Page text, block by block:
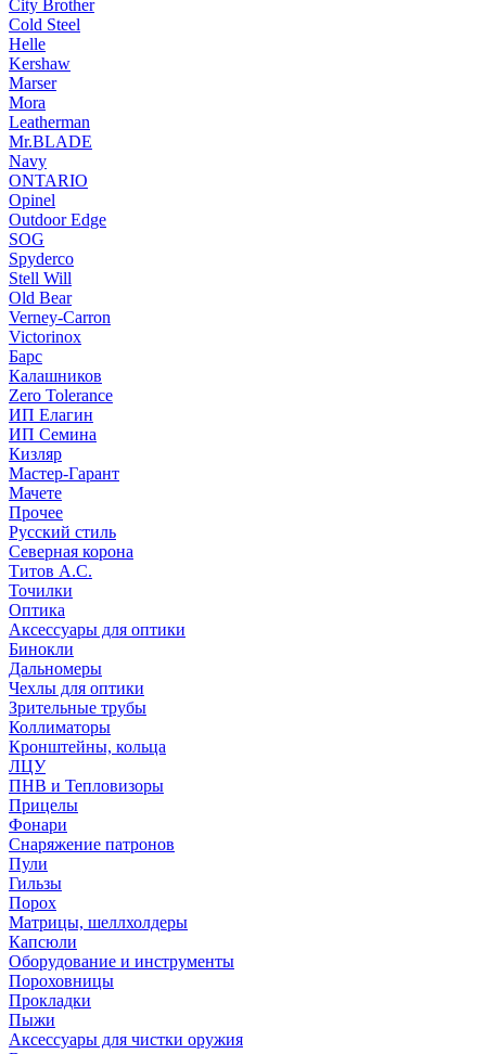
City Brother
Cold Steel
Helle
Kershaw
Marser
Mora
Leatherman
Mr.BLADE
Navy
ONTARIO
Opinel
Outdoor Edge
SOG
Spyderco
Stell Will
Old Bear
Verney-Carron
Victorinox
Барс
Калашников
Zero Tolerance
ИП Елагин
ИП Семина
Кизляр
Мастер-Гарант
Мачете
Прочее
Русский стиль
Северная корона
Титов А.С.
Точилки
Оптика
Аксессуары для оптики
Бинокли
Дальномеры
Чехлы для оптики
Зрительные трубы
Коллиматоры
Кронштейны, кольца
ЛЦУ
ПНВ и Тепловизоры
Прицелы
Фонари
Снаряжение патронов
Пули
Гильзы
Порох
Матрицы, шеллхолдеры
Капсюли
Оборудование и инструменты
Пороховницы
Прокладки
Пыжи
Аксессуары для чистки оружия